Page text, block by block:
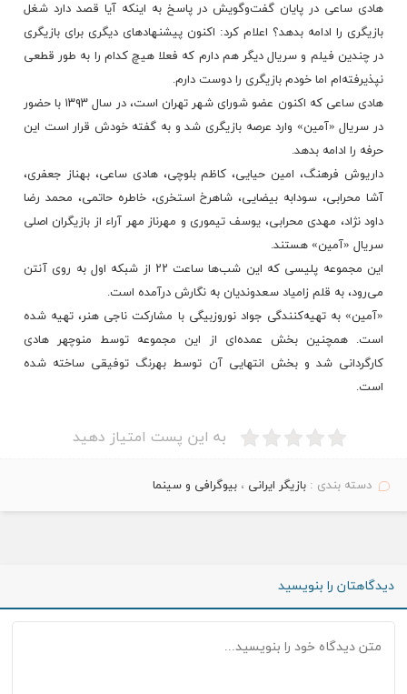
هادی ساعی در پایان گفت‌وگویش در پاسخ به اینکه آیا قصد دارد شغل
بازیگری را ادامه بدهد؟ اعلام کرد: اکنون پیشنهادهای دیگری برای بازیگری
در چندین فیلم و سریال‌ دیگر هم دارم که فعلا هیچ کدام را به طور قطعی
نپذیرفته‌ام اما خودم بازیگری را دوست دارم.
هادی ساعی که اکنون عضو شورای شهر تهران است، در سال ۱۳۹۳ با حضور
در سریال «آمین» وارد عرصه بازیگری شد و به گفته خودش قرار است این
حرفه را ادامه بدهد.
داریوش فرهنگ، امین حیایی، کاظم بلوچی، هادی ساعی، بهناز جعفری،
آشا محرابی، سودابه بیضایی، شاهرخ استخری، خاطره حاتمی، محمد رضا
داود نژاد، مهدی محرابی، یوسف تیموری و مهرناز مهر آراء از بازیگران اصلی
سریال «آمین» هستند.
این مجموعه پلیسی که این شب‌ها ساعت ۲۲ از شبکه اول به روی آنتن
می‌رود، به قلم زامیاد سعدوندیان به نگارش درآمده است.
«آمین» به تهیه‌کنندگی جواد نوروزبیگی با مشارکت ناجی هنر، تهیه‌ شده
است. همچنین بخش عمده‌ای از این مجموعه توسط منوچهر هادی
کارگردانی شد و بخش انتهایی آن توسط بهرنگ توفیقی ساخته شده
است.
به این پست امتیاز دهید
دسته بندی :بازیگر ایرانی ،بیوگرافی و سینما
دیدگاهتان را بنویسید